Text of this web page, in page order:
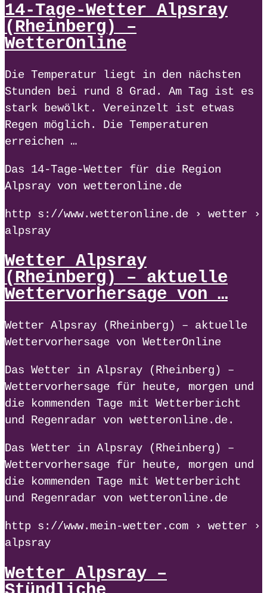
14-Tage-Wetter Alpsray
(Rheinberg) –
WetterOnline
Die Temperatur liegt in den nächsten
Stunden bei rund 8 Grad. Am Tag ist es
stark bewölkt. Vereinzelt ist etwas
Regen möglich. Die Temperaturen
erreichen …
Das 14-Tage-Wetter für die Region
Alpsray von wetteronline.de
http s://www.wetteronline.de › wetter ›
alpsray
Wetter Alpsray
(Rheinberg) – aktuelle
Wettervorhersage von …
Wetter Alpsray (Rheinberg) – aktuelle
Wettervorhersage von WetterOnline
Das Wetter in Alpsray (Rheinberg) –
Wettervorhersage für heute, morgen und
die kommenden Tage mit Wetterbericht
und Regenradar von wetteronline.de.
Das Wetter in Alpsray (Rheinberg) –
Wettervorhersage für heute, morgen und
die kommenden Tage mit Wetterbericht
und Regenradar von wetteronline.de
http s://www.mein-wetter.com › wetter ›
alpsray
Wetter Alpsray –